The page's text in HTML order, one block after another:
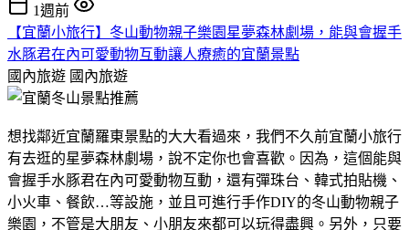
1週前
【宜蘭小旅行】冬山動物親子樂園星夢森林劇場，能與會握手
水豚君在內可愛動物互動讓人療癒的宜蘭景點
國內旅遊 國內旅遊
想找鄰近宜蘭羅東景點的大大看過來，我們不久前宜蘭小旅行
有去逛的星夢森林劇場，說不定你也會喜歡。因為，這個能與
會握手水豚君在內可愛動物互動，還有彈珠台、韓式拍貼機、
小火車、餐飲…等設施，並且可進行手作DIY的冬山動物親子
樂園，不管是大朋友、小朋友來都可以玩得盡興。另外，只要